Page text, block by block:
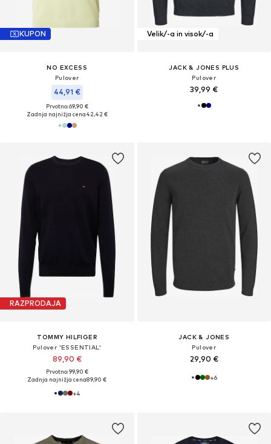
KUPON
NO EXCESS
Pulover
44,91 €
Prvotno: 69,90 €
Zadnja najnižja cena42,42 €
Velik/-a in visok/-a
JACK & JONES PLUS
Pulover
39,99 €
RAZPRODAJA
TOMMY HILFIGER
Pulover 'ESSENTIAL'
89,90 €
Prvotno: 99,90 €
Zadnja najnižja cena89,90 €
+4
JACK & JONES
Pulover
29,90 €
+6